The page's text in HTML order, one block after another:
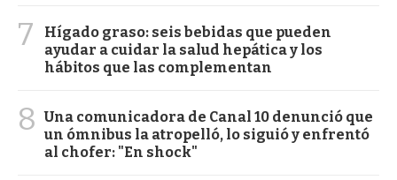
7
Hígado graso: seis bebidas que pueden
ayudar a cuidar la salud hepática y los
hábitos que las complementan
8 Una comunicadora de Canal 10 denunció que
un ómnibus la atropelló, lo siguió y enfrentó
al chofer: "En shock"